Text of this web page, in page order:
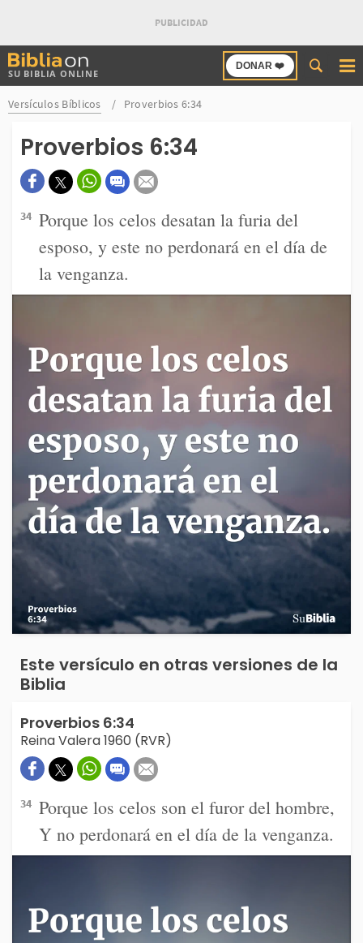
SU BIBLIA ONLINE
DONAR ❤️
Buscar
en
Bibliaon
Versículos Bíblicos Proverbios 6:34
Proverbios 6:34
34 Porque los celos desatan la furia del
esposo, y este no perdonará en el día de
la venganza.
Este versículo en otras versiones de la
Biblia
Proverbios 6:34
Reina Valera 1960 (RVR)
34 Porque los celos son el furor del hombre,
Y no perdonará en el día de la venganza.